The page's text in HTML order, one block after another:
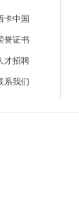
卡中国
誉证书
才招聘
系我们